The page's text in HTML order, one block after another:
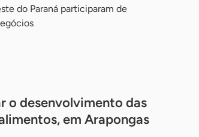
do Paraná participaram de
o desenvolvimento das
em Arapongas